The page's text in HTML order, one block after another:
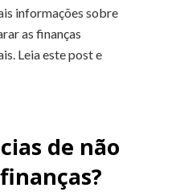
informações sobre
as finanças
Leia este post e
de não